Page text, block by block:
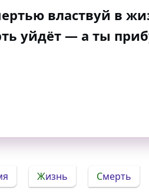
властвуй в
уйдёт — а ты
Жизнь Смерть